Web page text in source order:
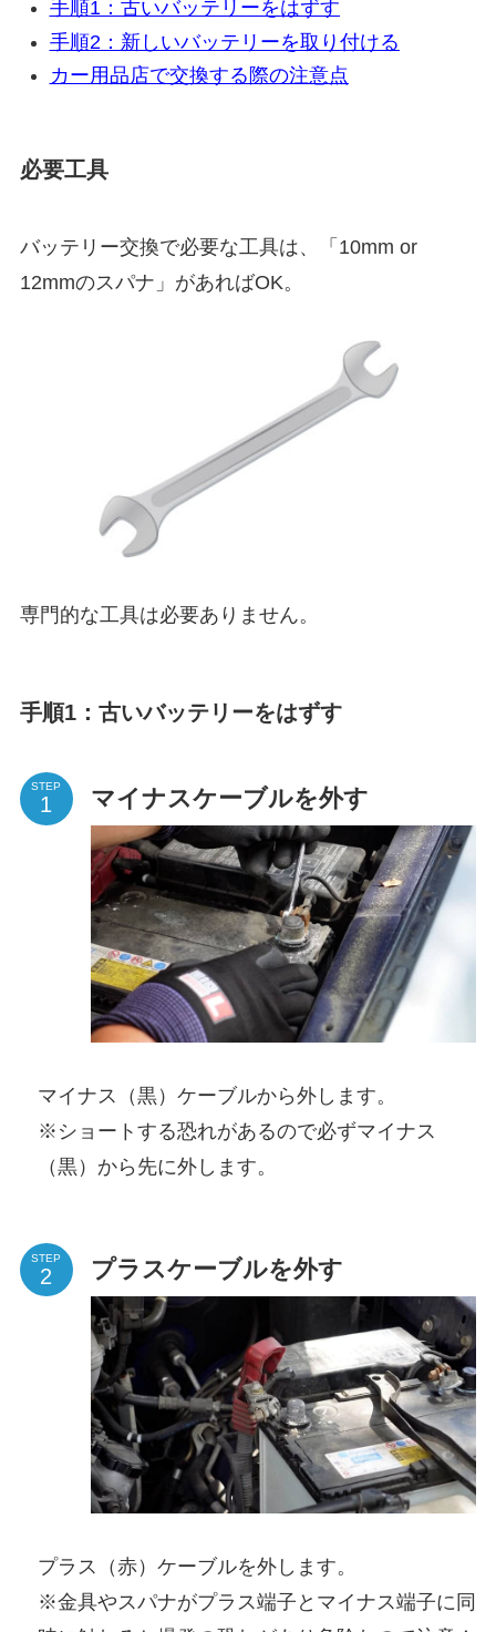
手順1：古いバッテリーをはずす
手順2：新しいバッテリーを取り付ける
カー用品店で交換する際の注意点
必要工具
バッテリー交換で必要な工具は、「10mm or
12mmのスパナ」があればOK。
専門的な工具は必要ありません。
手順1：古いバッテリーをはずす
STEP マイナスケーブルを外す
マイナス（黒）ケーブルから外します。
※ショートする恐れがあるので必ずマイナス
（黒）から先に外します。
STEP プラスケーブルを外す
プラス（赤）ケーブルを外します。
※金具やスパナがプラス端子とマイナス端子に同